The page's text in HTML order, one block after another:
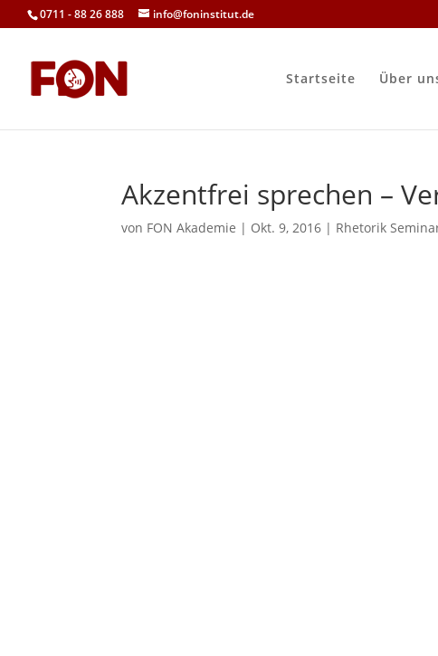
0711 - 88 26 888 info@foninstitut.de
Startseite Über
Akzentfrei sprechen –
von FON Akademie | Okt. 9, 2016 | Rhetorik